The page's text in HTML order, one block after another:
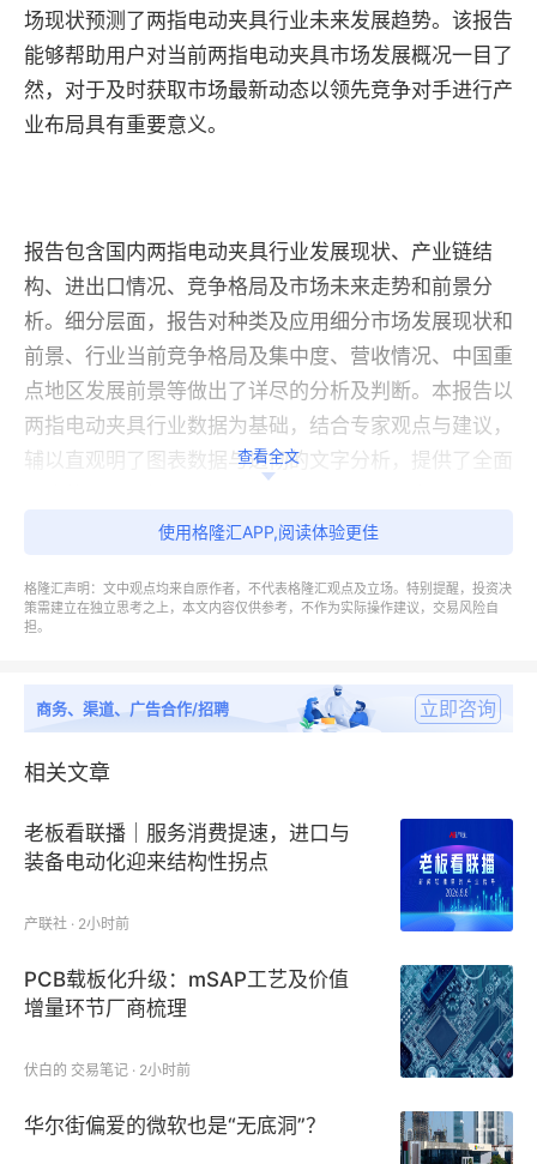
场现状预测了两指电动夹具行业未来发展趋势。该报告
能够帮助用户对当前两指电动夹具市场发展概况一目了
然，对于及时获取市场最新动态以领先竞争对手进行产
业布局具有重要意义。
报告包含国内两指电动夹具行业发展现状、产业链结
构、进出口情况、竞争格局及市场未来走势和前景分
析。细分层面，报告对种类及应用细分市场发展现状和
前景、行业当前竞争格局及集中度、营收情况、中国重
点地区发展前景等做出了详尽的分析及判断。本报告以
两指电动夹具行业数据为基础，结合专家观点与建议，
辅以直观明了图表数据与透彻的文字分析，提供了全面
中国两指电动夹具市场报告（2025版）各章
第二章：产业竞争格局、集中度、及国内外企业生态布
局分析；
第三章：中国两指电动夹具行业进出口现状、影响因
具行业发展状况分析与主要政策解读；
第五、六章：中国两指电动夹具各细分类型与两指电动
夹具在各细分应用领域的市场销售量、销售额及增长
率；
查看全文
使用格隆汇APP,阅读体验更佳
格隆汇声明：文中观点均来自原作者，不代表格隆汇观点及立场。特别提醒，投资决
策需建立在独立思考之上，本文内容仅供参考，不作为实际操作建议，交易风险自
担。
商务、渠道、广告合作/招聘 立即咨询
相关文章
老板看联播｜服务消费提速，进口与
装备电动化迎来结构性拐点
产联社 · 2小时前
PCB载板化升级：mSAP工艺及价值
增量环节厂商梳理
伏白的 交易笔记 · 2小时前
华尔街偏爱的微软也是“无底洞”？